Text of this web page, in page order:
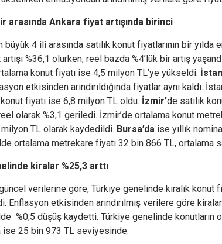
arasında Ankara fiyat artışında birinci
büyük 4 ili arasında satılık konut fiyatlarının bir
%36,1 olurken, reel bazda %4’lük bir artış
konut fiyatı ise 4,5 milyon TL’ye yükseldi.
etkisinden arındırıldığında fiyatlar aynı kaldı.
fiyatı ise 6,8 milyon TL oldu. İzmir’de satılık
olarak %3,1 geriledi. İzmir’de ortalama konut
TL olarak kaydedildi. Bursa’da ise yıllık
ortalama metrekare fiyatı 32 bin 866 TL, ortalama
kiralar %25,3 arttı
güncel verilerine göre, Türkiye genelinde kiralık konut
Enflasyon etkisinden arındırılmış verilere göre
%0,5 düşüş kaydetti. Türkiye genelinde konutların
ise 25 bin 973 TL seviyesinde.